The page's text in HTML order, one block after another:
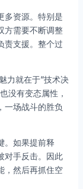
多资源。特别是
方需要不断调整
责支援。整个过
力就在于“技术决
没有变态属性，
一场战斗的胜负
。如果提前释
对手反击。因此
，然后再抓住空